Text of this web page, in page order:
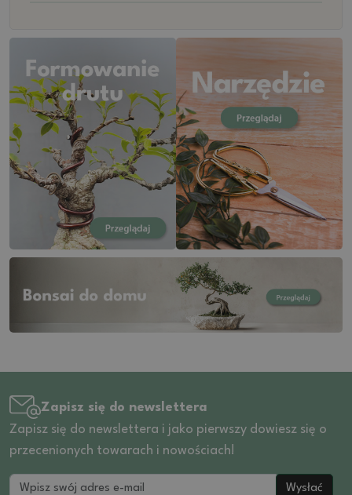
Zapisz się do newslettera
Zapisz się do newslettera i jako pierwszy dowiesz się o
przecenionych towarach i nowościach!
Wysłać